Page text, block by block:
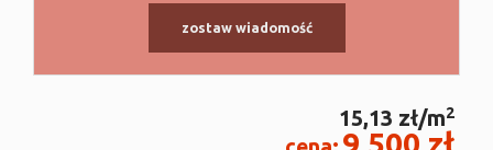
zostaw wiadomość
15,13 zł/m2